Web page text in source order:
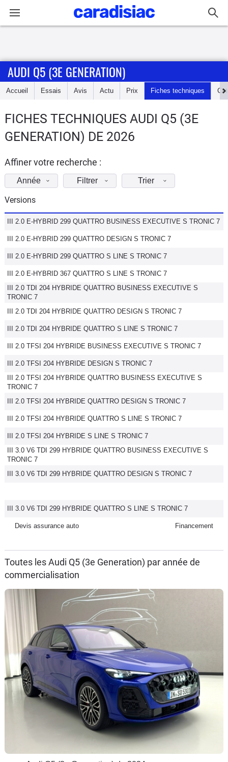
Accueil
Essais
d'achat
Electriques
Utilitaires
Flottes
Auto
Services
Moto
Marques
AUDI Q5 (3E GENERATION)
Accueil Essais Avis Actu Prix Fiches techniques
FICHES TECHNIQUES AUDI Q5 (3E
GENERATION) DE 2026
Affiner votre recherche :
Année Filtrer Trier
Versions
III 2.0 E-HYBRID 299 QUATTRO BUSINESS EXECUTIVE S TRONIC 7
III 2.0 E-HYBRID 299 QUATTRO DESIGN S TRONIC 7
III 2.0 E-HYBRID 299 QUATTRO S LINE S TRONIC 7
III 2.0 E-HYBRID 367 QUATTRO S LINE S TRONIC 7
III 2.0 TDI 204 HYBRIDE QUATTRO BUSINESS EXECUTIVE S
TRONIC 7
III 2.0 TDI 204 HYBRIDE QUATTRO DESIGN S TRONIC 7
III 2.0 TDI 204 HYBRIDE QUATTRO S LINE S TRONIC 7
III 2.0 TFSI 204 HYBRIDE BUSINESS EXECUTIVE S TRONIC 7
III 2.0 TFSI 204 HYBRIDE DESIGN S TRONIC 7
III 2.0 TFSI 204 HYBRIDE QUATTRO BUSINESS EXECUTIVE S
TRONIC 7
III 2.0 TFSI 204 HYBRIDE QUATTRO DESIGN S TRONIC 7
III 2.0 TFSI 204 HYBRIDE QUATTRO S LINE S TRONIC 7
III 2.0 TFSI 204 HYBRIDE S LINE S TRONIC 7
III 3.0 V6 TDI 299 HYBRIDE QUATTRO BUSINESS EXECUTIVE S
TRONIC 7
III 3.0 V6 TDI 299 HYBRIDE QUATTRO DESIGN S TRONIC 7
III 3.0 V6 TDI 299 HYBRIDE QUATTRO S LINE S TRONIC 7
Devis assurance auto Financement
Toutes les Audi Q5 (3e Generation) par année de
commercialisation